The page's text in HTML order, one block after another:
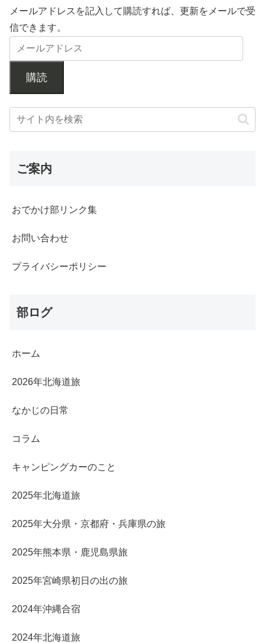
メールアドレスを記入して購読すれば、更新をメールで受
信できます。
購読
ご案内
おでかけ部リンク集
お問い合わせ
プライバシーポリシー
部ログ
ホーム
2026年北海道旅
なかじの日常
コラム
キャンピングカーのこと
2025年北海道旅
2025年大分県・京都府・兵庫県の旅
2025年熊本県・鹿児島県旅
2025年宮崎県初日の出の旅
2024年沖縄合宿
2024年北海道旅